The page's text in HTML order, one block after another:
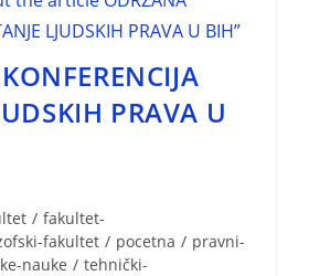
PRAVA U
/ fakultet-
fakultet / pocetna / pravni-
nauke / tehnički-